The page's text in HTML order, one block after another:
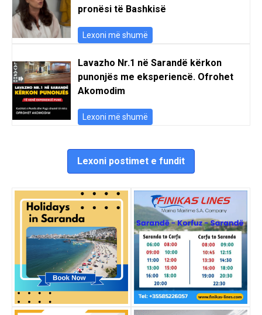
pronësi të Bashkisë
Lexoni më shumë
Lavazho Nr.1 në Sarandë kërkon
punonjës me eksperiencë. Ofrohet
Akomodim
Lexoni më shumë
Lexoni postimet e fundit